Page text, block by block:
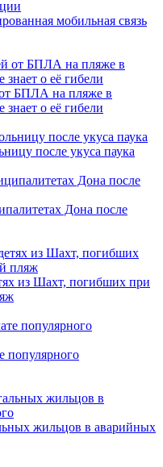
мобильная связь
БПЛА на пляже в
о её гибели
после укуса паука
Дона после
из Шахт, погибших при
популярного
жильцов в аварийных